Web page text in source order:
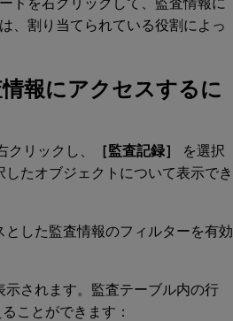
、割り当てられている役割によっ
報にアクセスするに
リックし、 ［監査記録］
を選択
たオブジェクトについて表示でき
とした監査情報のフィルターを有効
されます。監査テーブル内の行
ことができます：